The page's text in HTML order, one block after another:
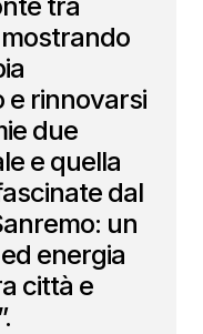
e rinnovarsi
due
e quella
dal
un
energia
città e